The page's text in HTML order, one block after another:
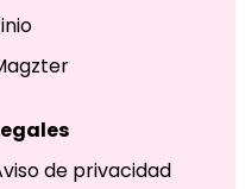
de privacidad